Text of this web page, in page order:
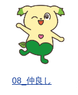
08_仲良し